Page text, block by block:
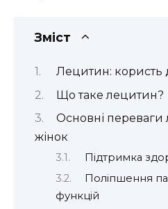
Зміст
Лецитин: користь
Що таке лецитин?
Основні переваги
жінок
Підтримка
Поліпшення
функцій